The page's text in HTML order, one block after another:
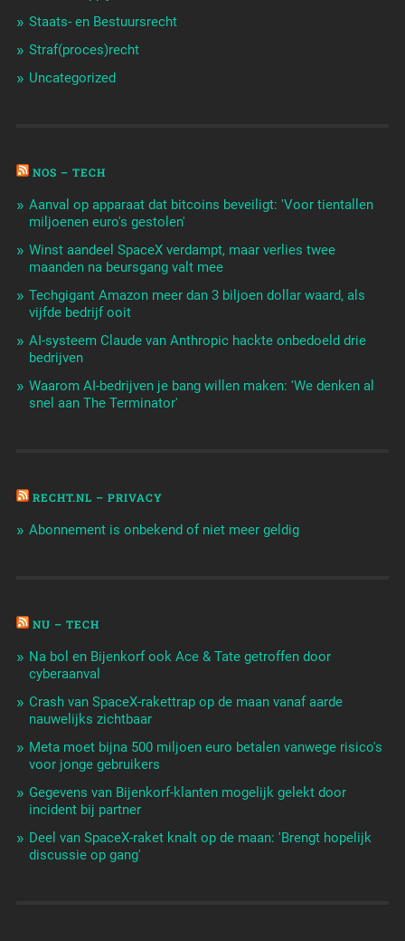
Staats- en Bestuursrecht
Straf(proces)recht
Uncategorized
NOS – TECH
Aanval op apparaat dat bitcoins beveiligt: 'Voor tientallen
miljoenen euro's gestolen'
Winst aandeel SpaceX verdampt, maar verlies twee
maanden na beursgang valt mee
Techgigant Amazon meer dan 3 biljoen dollar waard, als
vijfde bedrijf ooit
AI-systeem Claude van Anthropic hackte onbedoeld drie
bedrijven
Waarom AI-bedrijven je bang willen maken: 'We denken al
snel aan The Terminator'
RECHT.NL – PRIVACY
Abonnement is onbekend of niet meer geldig
NU – TECH
Na bol en Bijenkorf ook Ace & Tate getroffen door
cyberaanval
Crash van SpaceX-rakettrap op de maan vanaf aarde
nauwelijks zichtbaar
Meta moet bijna 500 miljoen euro betalen vanwege risico's
voor jonge gebruikers
Gegevens van Bijenkorf-klanten mogelijk gelekt door
incident bij partner
Deel van SpaceX-raket knalt op de maan: 'Brengt hopelijk
discussie op gang'